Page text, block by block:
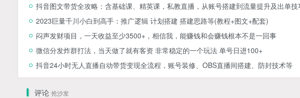
抖音图文带货全攻略：含基础课、精英课，私教直播，从账号搭建到流量提升及出单技
2023巨量千川小白到高手：推广逻辑 计划搭建 搭建思路等(教程+图文+配套)
闷声发财项目，一天收益至少3500+，相信我，能赚钱和会赚钱根本不是一回事
微信分发炸群打法，当天做了就有客资 非常稳定的一个玩法 单号日进100+
抖音24小时无人直播自动带货变现全流程，账号装修、OBS直播间搭建、防封技术等
评论 抢沙发